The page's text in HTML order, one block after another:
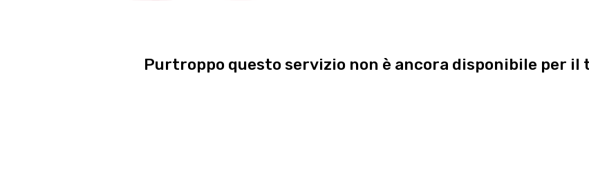
Purtroppo questo servizio non è ancora disponibile per il